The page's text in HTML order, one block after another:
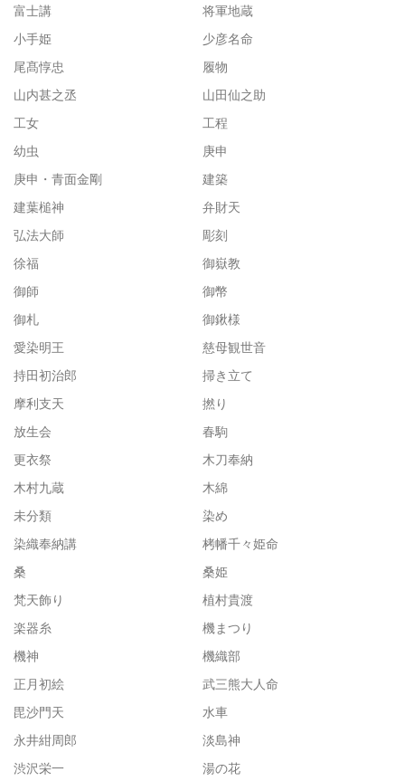
富士講
将軍地蔵
小手姫
少彦名命
尾髙惇忠
履物
山内甚之丞
山田仙之助
工女
工程
幼虫
庚申
庚申・青面金剛
建築
建葉槌神
弁財天
弘法大師
彫刻
徐福
御嶽教
御師
御幣
御札
御鍬様
愛染明王
慈母観世音
持田初治郎
掃き立て
摩利支天
撚り
放生会
春駒
更衣祭
木刀奉納
木村九蔵
木綿
未分類
染め
染織奉納講
栲幡千々姫命
桑
桑姫
梵天飾り
植村貴渡
楽器糸
機まつり
機神
機織部
正月初絵
武三熊大人命
毘沙門天
水車
永井紺周郎
淡島神
渋沢栄一
湯の花